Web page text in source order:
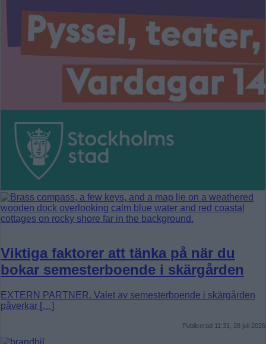
Viktiga faktorer att tänka på när du
bokar semesterboende i skärgården
EXTERN PARTNER. Valet av semesterboende i skärgården
påverkar […]
Publicerad 11:31, 28 juli 2026